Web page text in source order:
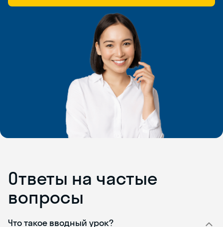
Ответы на частые
вопросы
Что такое вводный урок?